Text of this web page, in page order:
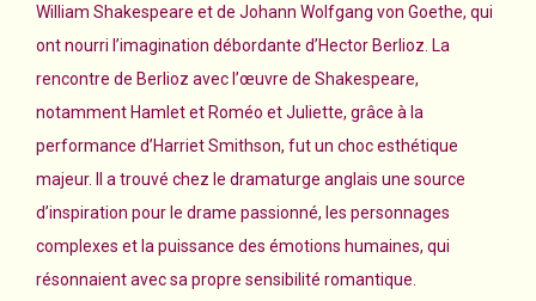
William Shakespeare et de Johann Wolfgang von Goethe, qui
ont nourri l’imagination débordante d’Hector Berlioz. La
rencontre de Berlioz avec l’œuvre de Shakespeare,
notamment Hamlet et Roméo et Juliette, grâce à la
performance d’Harriet Smithson, fut un choc esthétique
majeur. Il a trouvé chez le dramaturge anglais une source
d’inspiration pour le drame passionné, les personnages
complexes et la puissance des émotions humaines, qui
résonnaient avec sa propre sensibilité romantique.